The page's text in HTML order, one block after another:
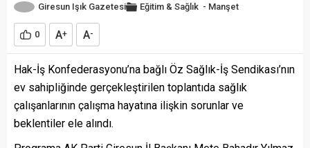
Giresun Işık Gazetesi Eğitim & Sağlık - Manşet
0 A+ A-
Hak-İş Konfederasyonu’na bağlı Öz Sağlık-İş Sendikası’nın
ev sahipliğinde gerçekleştirilen toplantıda sağlık
çalışanlarının çalışma hayatına ilişkin sorunlar ve
beklentiler ele alındı.